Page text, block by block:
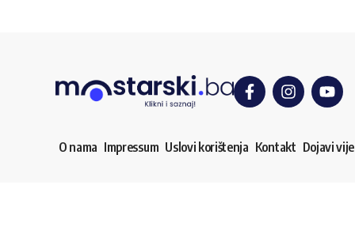
O nama Impressum Uslovi korištenja Kontakt Dojavi